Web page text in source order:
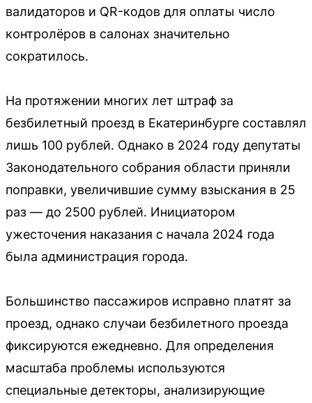
валидаторов и QR-кодов для оплаты число
контролёров в салонах значительно
сократилось.
На протяжении многих лет штраф за
безбилетный проезд в Екатеринбурге составлял
лишь 100 рублей. Однако в 2024 году депутаты
Законодательного собрания области приняли
поправки, увеличившие сумму взыскания в 25
раз — до 2500 рублей. Инициатором
ужесточения наказания с начала 2024 года
была администрация города.
Большинство пассажиров исправно платят за
проезд, однако случаи безбилетного проезда
фиксируются ежедневно. Для определения
масштаба проблемы используются
специальные детекторы, анализирующие